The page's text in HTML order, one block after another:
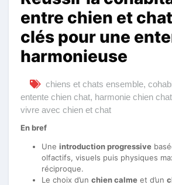
entre chien et
clés pour une
harmonieuse
chiens et chats ensemble,
entente chien chat, harmonie chien chat
vivre avec chien et chat
En bref
Une introduction progressive
olfactifs, visuels puis physiques
réciproque.
Le choix d’un chien calme et d’un